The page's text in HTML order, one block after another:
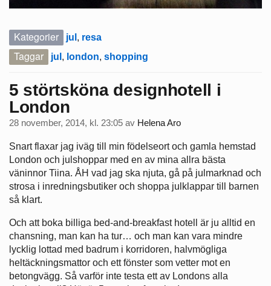
Kategorier jul , resa
Taggar jul , london, shopping
5 störtsköna designhotell i
London
28 november, 2014, kl. 23:05 av Helena Aro
Snart flaxar jag iväg till min födelseort och gamla hemstad
London och julshoppar med en av mina allra bästa
väninnor Tiina. ÅH vad jag ska njuta, gå på julmarknad och
strosa i inredningsbutiker och shoppa julklappar till barnen
så klart.
Och att boka billiga bed-and-breakfast hotell är ju alltid en
chansning, man kan ha tur… och man kan vara mindre
lycklig lottad med badrum i korridoren, halvmögliga
heltäckningsmattor och ett fönster som vetter mot en
betongvägg. Så varför inte testa ett av Londons alla